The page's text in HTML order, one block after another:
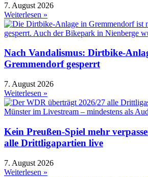
7. August 2026
Weiterlesen »
Nach Vandalismus: Dirtbike-
Gremmendorf gesperrt
7. August 2026
Weiterlesen »
Kein Preußen-Spiel mehr
alle Drittligapartien live
7. August 2026
Weiterlesen »